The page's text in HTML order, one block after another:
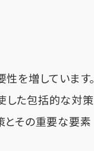
を増しています。
した包括的な対策
とその重要な要素